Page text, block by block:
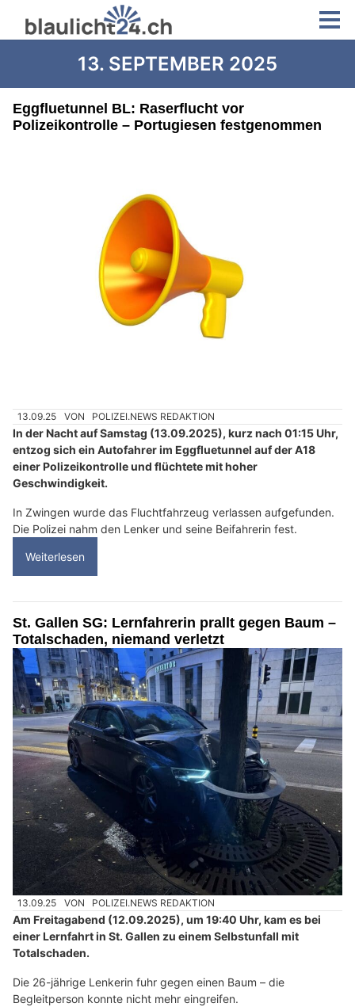
13. SEPTEMBER 2025
Eggfluetunnel BL: Raserflucht vor
Polizeikontrolle – Portugiesen festgenommen
13.09.25 VON POLIZEI.NEWS REDAKTION
In der Nacht auf Samstag (13.09.2025), kurz nach 01:15 Uhr,
entzog sich ein Autofahrer im Eggfluetunnel auf der A18
einer Polizeikontrolle und flüchtete mit hoher
Geschwindigkeit.
In Zwingen wurde das Fluchtfahrzeug verlassen aufgefunden.
Die Polizei nahm den Lenker und seine Beifahrerin fest.
Weiterlesen
St. Gallen SG: Lernfahrerin prallt gegen Baum –
Totalschaden, niemand verletzt
13.09.25 VON POLIZEI.NEWS REDAKTION
Am Freitagabend (12.09.2025), um 19:40 Uhr, kam es bei
einer Lernfahrt in St. Gallen zu einem Selbstunfall mit
Totalschaden.
Die 26-jährige Lenkerin fuhr gegen einen Baum – die
Begleitperson konnte nicht mehr eingreifen.